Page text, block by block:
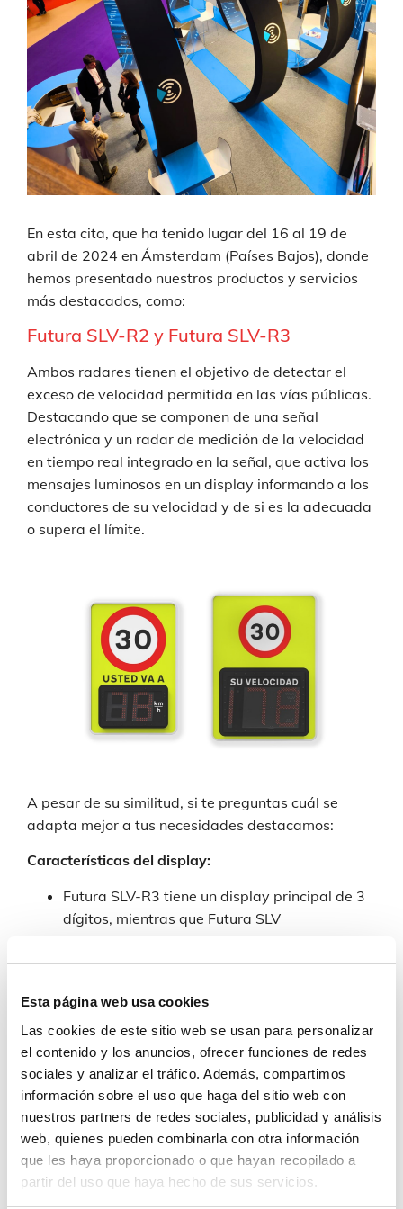
Esta página web usa cookies
Las cookies de este sitio web se usan para personalizar
el contenido y los anuncios, ofrecer funciones de redes
sociales y analizar el tráfico. Además, compartimos
información sobre el uso que haga del sitio web con
nuestros partners de redes sociales, publicidad y análisis
web, quienes pueden combinarla con otra información
que les haya proporcionado o que hayan recopilado a
partir del uso que haya hecho de sus servicios.
En esta cita, que ha tenido lugar del 16 al 19 de
abril de 2024 en Ámsterdam (Países Bajos), donde
hemos presentado nuestros productos y servicios
más destacados, como:
Futura SLV-R2 y Futura SLV-R3
Ambos radares tienen el objetivo de detectar el
exceso de velocidad permitida en las vías públicas.
Destacando que se componen de una señal
electrónica y un radar de medición de la velocidad
en tiempo real integrado en la señal, que activa los
mensajes luminosos en un display informando a los
conductores de su velocidad y de si es la adecuada
o supera el límite.
A pesar de su similitud, si te preguntas cuál se
adapta mejor a tus necesidades destacamos:
Características del display:
Futura SLV-R3 tiene un display principal de 3
dígitos, mientras que Futura SLV
SmartConnect R2 tiene un display principal de
2 dígitos.
también varía entre los dos modelos: 330 mm
para el Futura SLV-R3 y 230 mm para el
Futura SLV SmartConnect R2.
El rango de lecturas mostradas en el display
también es diferente: de 1 a 199 Km/h para el
Futura SLV-R3 y de 1 a 99 Km/h para el Futura
SLV SmartConnect R2.
La versión Futura SLV-R3 muestra una
variedad de emoticonos y es variable en